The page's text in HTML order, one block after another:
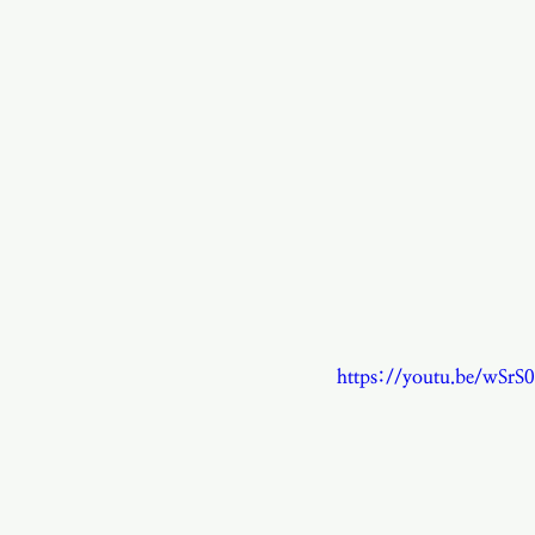
https://youtu.be/